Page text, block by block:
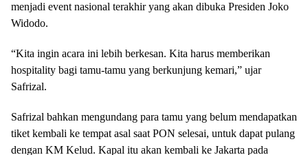
menjadi event nasional terakhir yang akan dibuka Presiden Joko
Widodo.
“Kita ingin acara ini lebih berkesan. Kita harus memberikan
hospitality bagi tamu-tamu yang berkunjung kemari,” ujar
Safrizal.
Safrizal bahkan mengundang para tamu yang belum mendapatkan
tiket kembali ke tempat asal saat PON selesai, untuk dapat pulang
dengan KM Kelud. Kapal itu akan kembali ke Jakarta pada